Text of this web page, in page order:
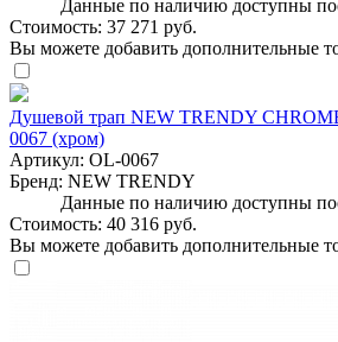
Данные по наличию доступны
Стоимость: 37 271 руб.
Вы можете добавить дополнительные
Душевой трап NEW TRENDY
0067 (хром)
Артикул: OL-0067
Бренд: NEW TRENDY
Данные по наличию доступны
Стоимость: 40 316 руб.
Вы можете добавить дополнительные